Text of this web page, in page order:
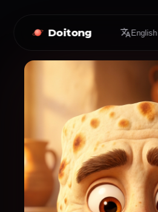
Doitong English